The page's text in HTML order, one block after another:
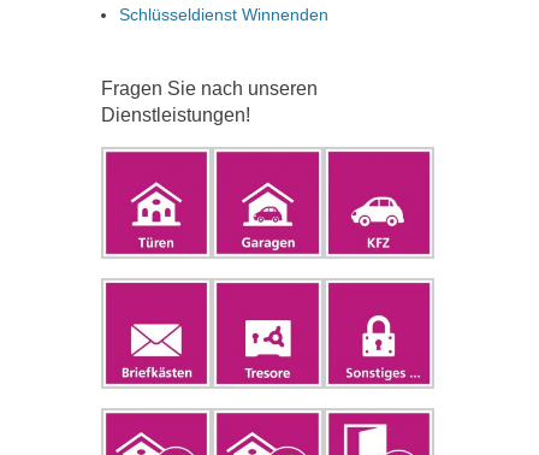
Schlüsseldienst Winnenden
Fragen Sie nach unseren
Dienstleistungen!